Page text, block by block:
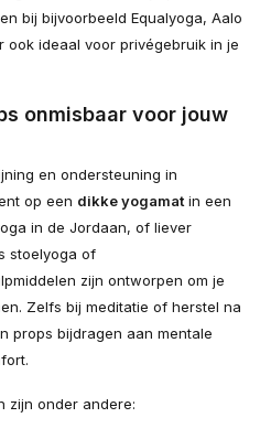
bij bijvoorbeeld Equalyoga, Aalo
ook ideaal voor privégebruik in je
onmisbaar voor jouw
en ondersteuning in
op een dikke yogamatin een
in de Jordaan, of liever
stoelyoga of
zijn ontworpen om je
Zelfs bij meditatie of herstel na
props bijdragen aan mentale
zijn onder andere: